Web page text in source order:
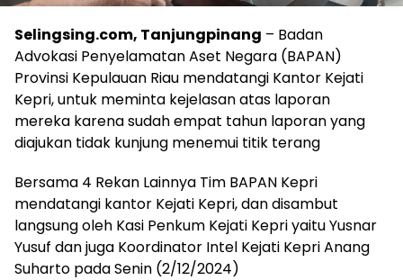
Selingsing.com, Tanjungpinang – Badan
Advokasi Penyelamatan Aset Negara (BAPAN)
Provinsi Kepulauan Riau mendatangi Kantor Kejati
Kepri, untuk meminta kejelasan atas laporan
mereka karena sudah empat tahun laporan yang
diajukan tidak kunjung menemui titik terang
Bersama 4 Rekan Lainnya Tim BAPAN Kepri
mendatangi kantor Kejati Kepri, dan disambut
langsung oleh Kasi Penkum Kejati Kepri yaitu Yusnar
Yusuf dan juga Koordinator Intel Kejati Kepri Anang
Suharto pada Senin (2/12/2024)